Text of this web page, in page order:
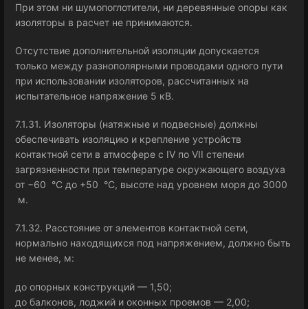
При этом ни шумопоглотители, ни деревянные опоры как
изоляторы в расчет не принимаются.
Отсутствие дополнительной изоляции допускается
только между разнополярными проводами одного пути
при использовании изоляторов, рассчитанных на
испытательное напряжение 5 кВ.
7.1.31. Изоляторы (натяжные и подвесные) должны
обеспечивать изоляцию и крепление устройств
контактной сети в атмосфере с IV по VII степени
загрязненности при температуре окружающего воздуха
от −60 °C до +50 °C, высоте над уровнем моря до 3000
м.
7.1.32. Расстояние от элементов контактной сети,
нормально находящихся под напряжением, должно быть
не менее, м:
до опорных конструкций — 1,50;
до балконов, лоджий и оконных проемов — 2,00;